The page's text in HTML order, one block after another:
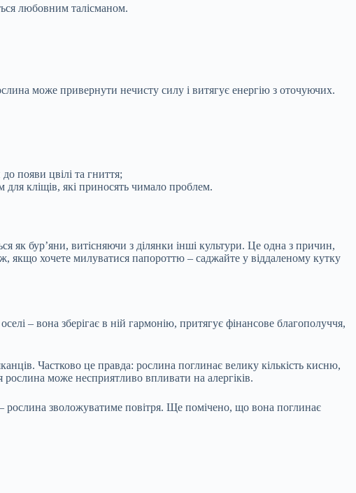
любовним талісманом.
може привернути нечисту силу і витягує енергію з оточуючих.
появи цвілі та гниття;
кліщів, які приносять чимало проблем.
як бур’яни, витісняючи з ділянки інші культури. Це одна з причин,
якщо хочете милуватися папороттю – саджайте у віддаленому кутку
– вона зберігає в ній гармонію, притягує фінансове благополуччя,
Частково це правда: рослина поглинає велику кількість кисню,
може несприятливо впливати на алергіків.
рослина зволожуватиме повітря. Ще помічено, що вона поглинає